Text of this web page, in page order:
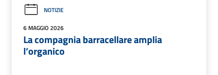
NOTIZIE
6 MAGGIO 2026
La compagnia barracellare amplia
l’organico